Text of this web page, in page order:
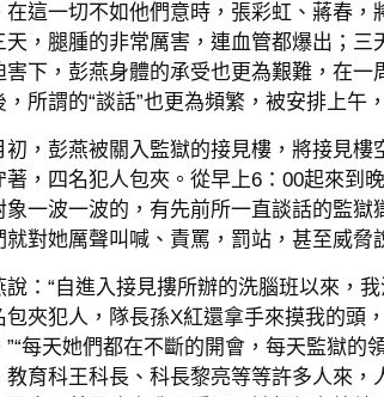
在這一切不如他們意時，張彩虹、蔣春
天，腿腫的非常厲害，連血管都爆出；
害下，彭燕身體的承受也更為艱難，在
，所謂的“談話”也更為頻繁，被安排上午
初，彭燕被關入監獄的接見樓，將接見
著，四名犯人包夾。從早上6：00起來到
象一波一波的，有先前所一直談話的監獄
就對她厲聲叫喊、責罵，罰站，甚至威脅
說：“自進入接見摟所辦的洗腦班以來，
包夾犯人，隊長孫X紅還拿手來摸我的頭
”“每天她們都在不斷的開會，每天監獄的
教育科王科長、科長黎亮等等許多人來